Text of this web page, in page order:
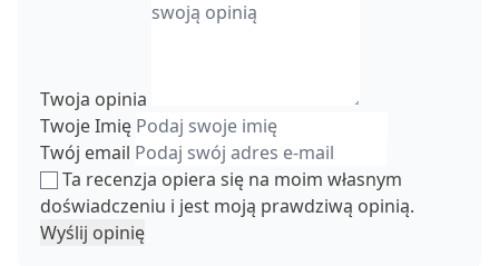
Twoja opinia
Twoje Imię
Twój email
Ta recenzja opiera się na moim własnym
doświadczeniu i jest moją prawdziwą opinią.
Wyślij opinię